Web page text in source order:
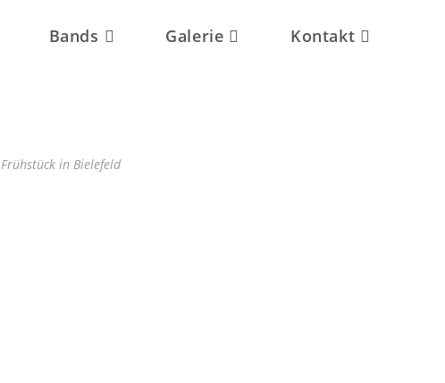
Bands Galerie Kontakt
Frühstück in Bielefeld